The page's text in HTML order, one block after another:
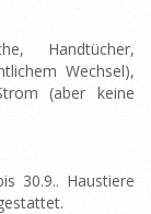
Handtücher,
Wechsel),
(aber keine
30.9.. Haustiere